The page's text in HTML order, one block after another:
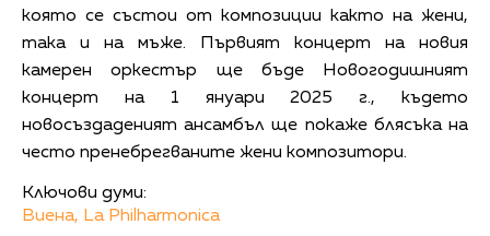
която се състои от композиции както на жени,
така и на мъже. Първият концерт на новия
камерен оркестър ще бъде Новогодишният
концерт на 1 януари 2025 г., където
новосъздаденият ансамбъл ще покаже блясъка на
често пренебрегваните жени композитори.
Ключови думи:
Виена, La Philharmonica